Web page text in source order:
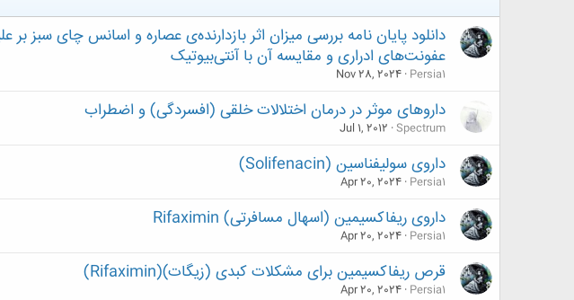
دانلود پایان نامه بررسی میزان اثر بازدارنده‌ی عصاره و اسانس چای سبز بر
عفونت‌های ادراری و مقایسه آن با آنتی‌بیوتیک
Persia1
Nov 28, 2024
داروهای موثر در درمان اختلالات خلقی (افسردگی) و اضطراب
Spectrum
Jul 1, 2012
داروی سولیفناسین (Solifenacin)
Persia1
Apr 20, 2024
داروی ریفاکسیمین (اسهال مسافرتی) Rifaximin
Persia1
Apr 20, 2024
قرص ریفاکسیمین برای مشکلات کبدی (زیگات)(Rifaximin)
Persia1
Apr 20, 2024